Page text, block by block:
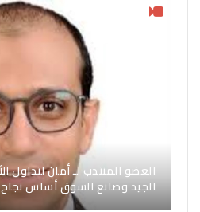
العضو المنتدب لـ أمان لتداول
الجيد وصانع السوق أساس